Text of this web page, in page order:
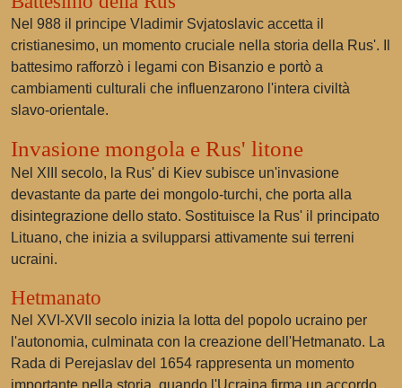
Nel 988 il principe Vladimir Svjatoslavic accetta il
cristianesimo, un momento cruciale nella storia della Rus'. Il
battesimo rafforzò i legami con Bisanzio e portò a
cambiamenti culturali che influenzarono l'intera civiltà
slavo-orientale.
Invasione mongola e Rus' litone
Nel XIII secolo, la Rus' di Kiev subisce un'invasione
devastante da parte dei mongolo-turchi, che porta alla
disintegrazione dello stato. Sostituisce la Rus' il principato
Lituano, che inizia a svilupparsi attivamente sui terreni
ucraini.
Hetmanato
Nel XVI-XVII secolo inizia la lotta del popolo ucraino per
l'autonomia, culminata con la creazione dell'Hetmanato. La
Rada di Perejaslav del 1654 rappresenta un momento
importante nella storia, quando l'Ucraina firma un accordo